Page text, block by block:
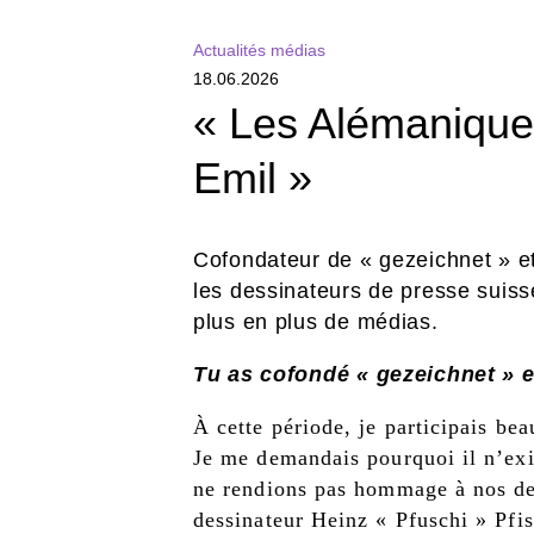
Actualités médias
18.06.2026
« Les
Emil »
Cofondateur de « gezeichnet »
les dessinateurs de presse
plus en plus de médias.
Tu as cofondé « gezeichnet »
À cette période, je participais
Je me demandais pourquoi il
ne rendions pas hommage à nos
dessinateur Heinz « Pfuschi »